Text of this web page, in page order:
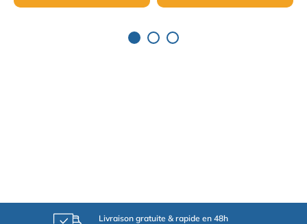
Livraison gratuite & rapide en 48h